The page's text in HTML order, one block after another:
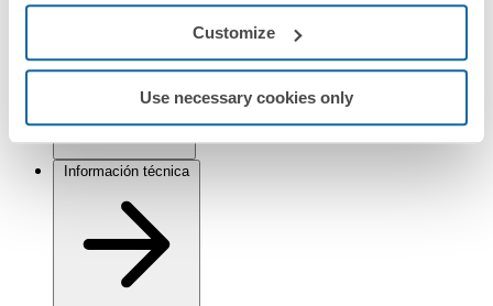
Customize
Use necessary cookies only